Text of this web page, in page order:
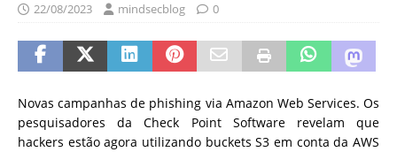
22/08/2023 mindsecblog 0
Novas campanhas de phishing via Amazon Web Services. Os
pesquisadores da Check Point Software revelam que
hackers estão agora utilizando buckets S3 em conta da AWS